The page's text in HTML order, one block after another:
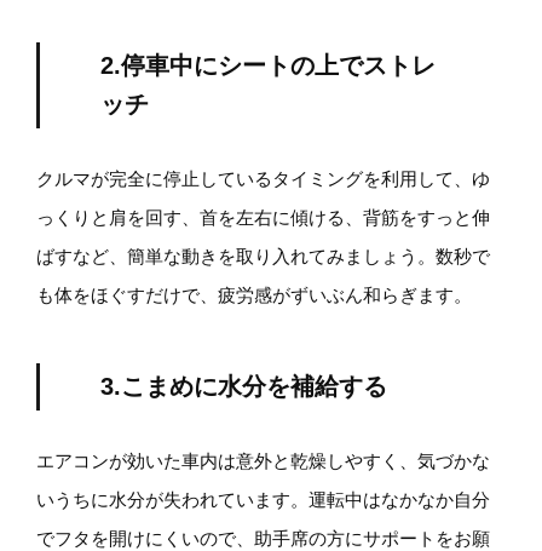
2.停車中にシートの上でストレ
ッチ
クルマが完全に停止しているタイミングを利用して、ゆ
っくりと肩を回す、首を左右に傾ける、背筋をすっと伸
ばすなど、簡単な動きを取り入れてみましょう。数秒で
も体をほぐすだけで、疲労感がずいぶん和らぎます。
3.こまめに水分を補給する
エアコンが効いた車内は意外と乾燥しやすく、気づかな
いうちに水分が失われています。運転中はなかなか自分
でフタを開けにくいので、助手席の方にサポートをお願